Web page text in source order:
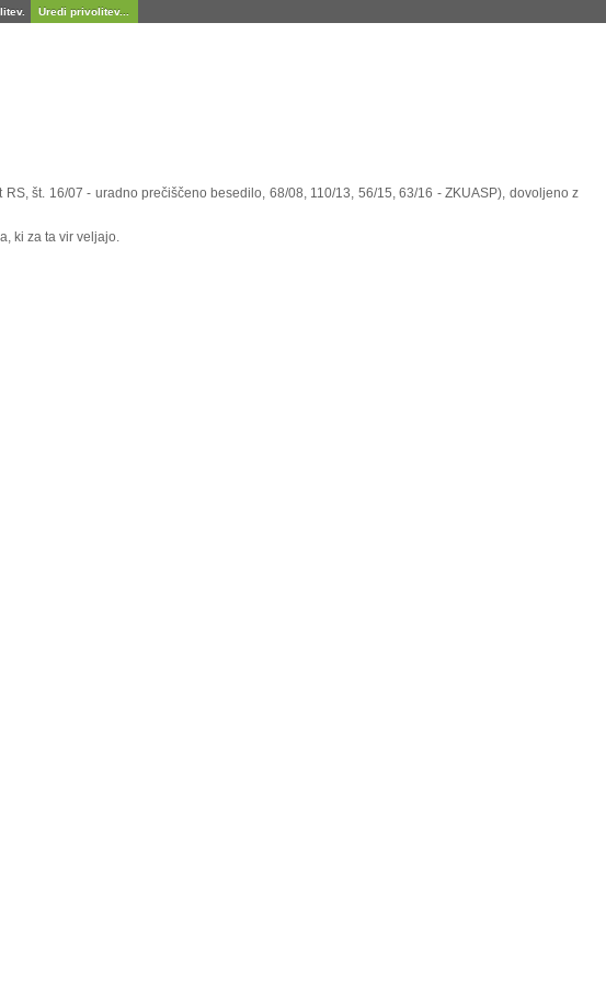
Uredi privolitev...
št. 16/07 - uradno prečiščeno besedilo, 68/08, 110/13, 56/15, 63/16 - ZKUASP), dovoljeno z
ki za ta vir veljajo.